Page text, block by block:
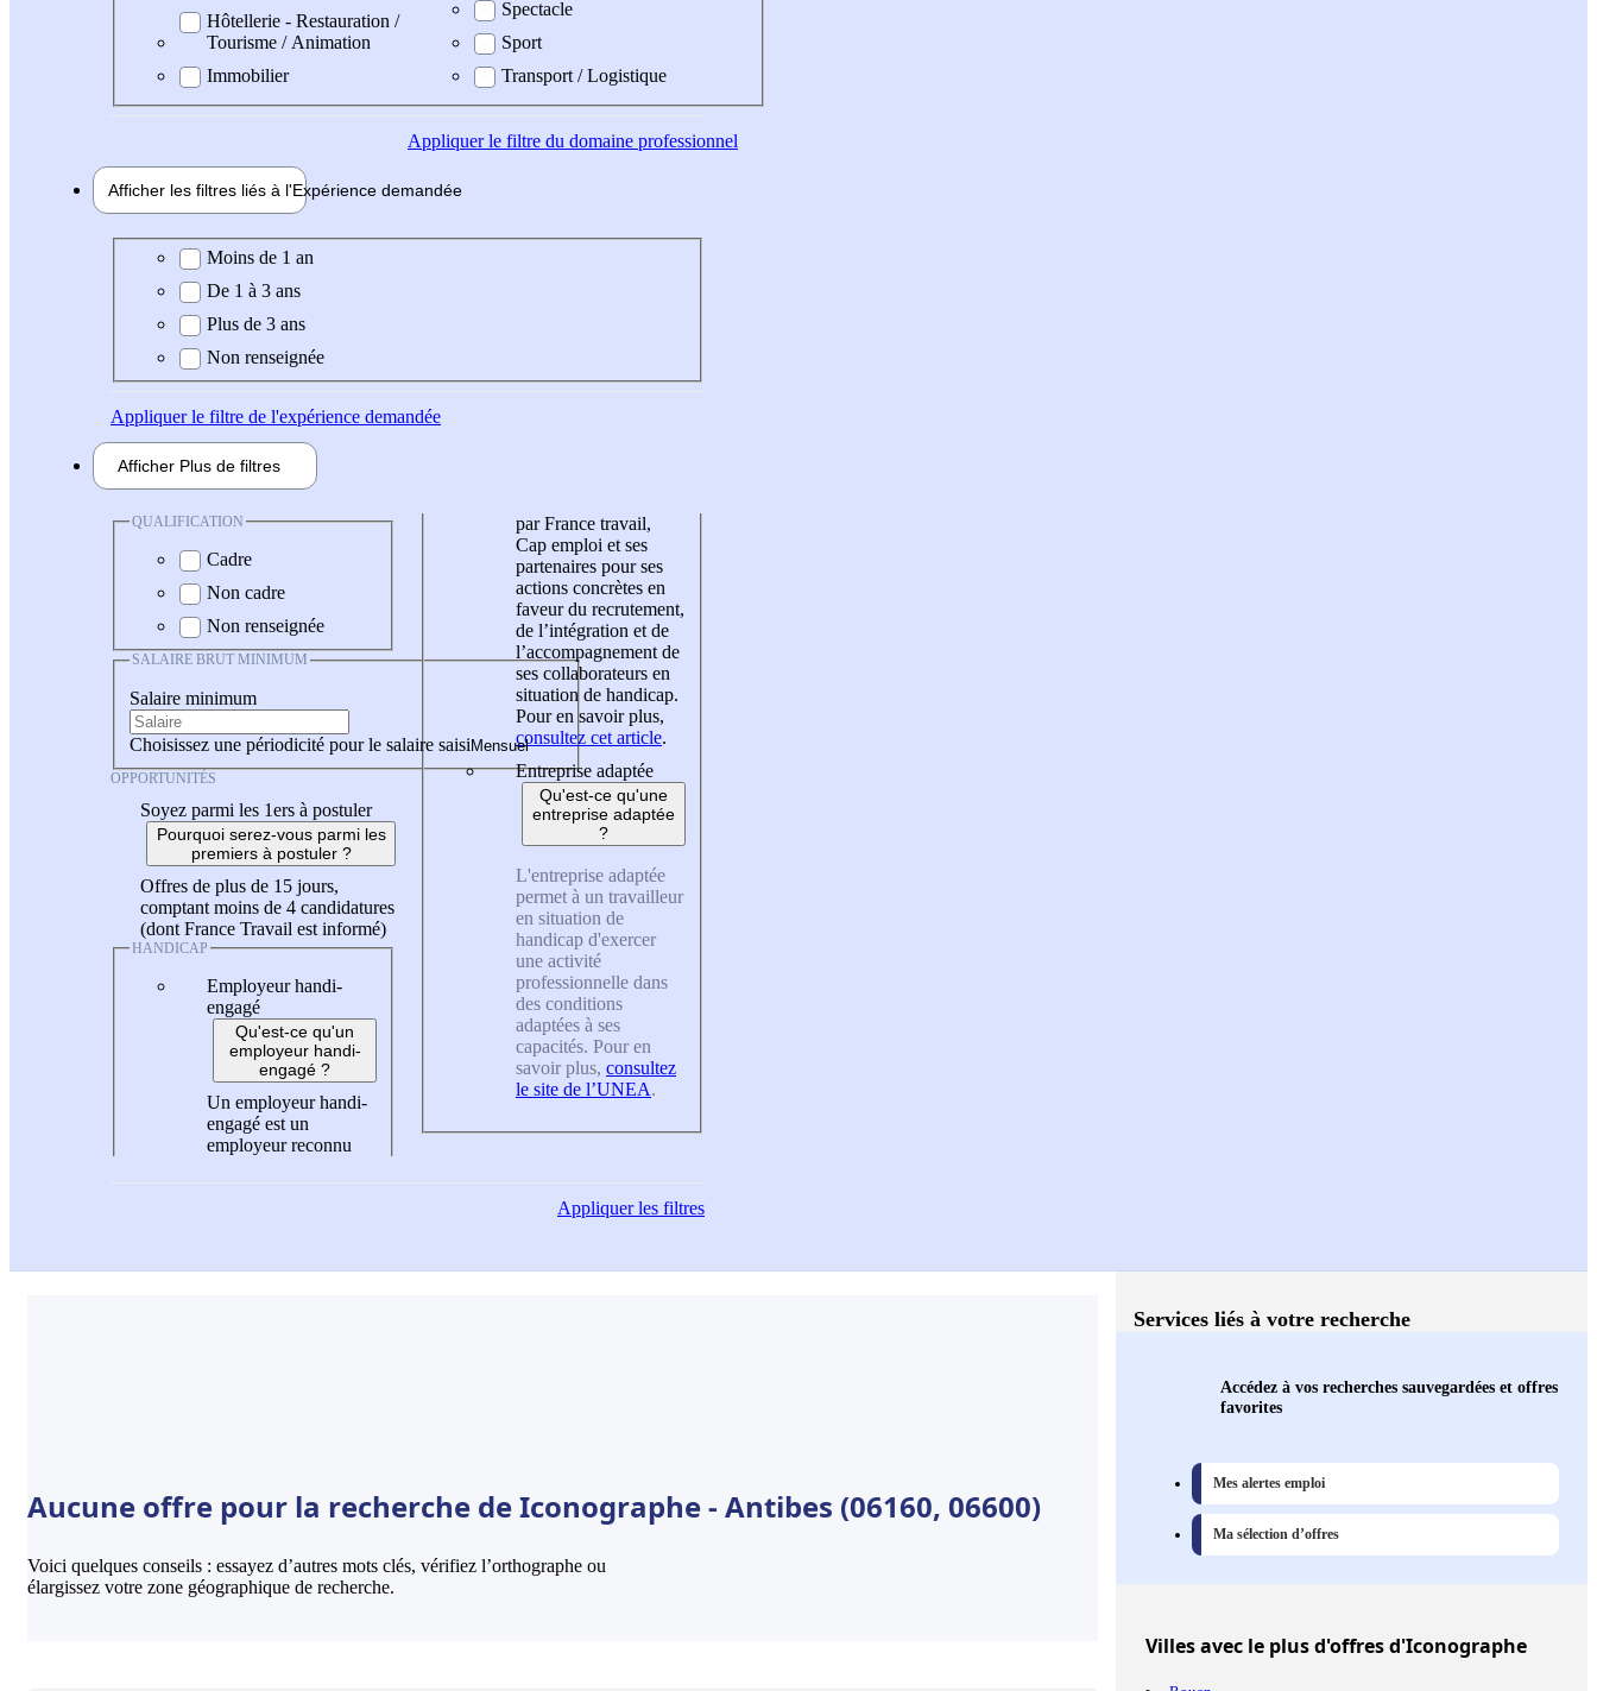
Hôtellerie - Restauration /
Tourisme / Animation
Immobilier
Spectacle
Sport
Transport / Logistique
Appliquerle filtre du domaine professionnel
Afficher les filtres liés à l'Expérience demandée
Expérience demandée
Moins de 1 an
De 1 à 3 ans
Plus de 3 ans
Non renseignée
Appliquerle filtre de l'expérience demandée
Afficher Plus de filtres
QUALIFICATION
Cadre
Non cadre
Non renseignée
SALAIRE BRUT MINIMUM
Salaire minimum
Choisissez une périodicité pour le salaire saisi
OPPORTUNITÉS
Soyez parmi les 1ers à postuler
Pourquoi serez-vous parmi les
premiers à postuler ?
Offres de plus de 15 jours,
comptant moins de 4 candidatures
(dont France Travail est informé)
HANDICAP
Employeur handi-
engagé
Qu'est-ce qu'un
employeur handi-
engagé ?
Un employeur handi-
engagé est un
employeur reconnu
par France travail,
Cap emploi et ses
partenaires pour ses
actions concrètes en
faveur du recrutement,
de l’intégration et de
l’accompagnement de
ses collaborateurs en
situation de handicap.
Pour en savoir plus,
consultez cet article.
Entreprise adaptée
Qu'est-ce qu'une
entreprise adaptée
?
L'entreprise adaptée
permet à un travailleur
en situation de
handicap d'exercer
une activité
professionnelle dans
des conditions
adaptées à ses
capacités. Pour en
savoir plus, consultez
le site de l’UNEA.
Appliquerles filtres
Aucune offre pour la recherche de Iconographe - Antibes (06160, 06600)
Voici quelques conseils : essayez d’autres mots clés, vérifiez l’orthographe ou
élargissez votre zone géographique de recherche.
Services liés à votre recherche
Accédez à vos recherches sauvegardées et offres
favorites
Mes alertes emploi
Ma sélection d’offres
Villesavec le plus d'offres d'Iconographe